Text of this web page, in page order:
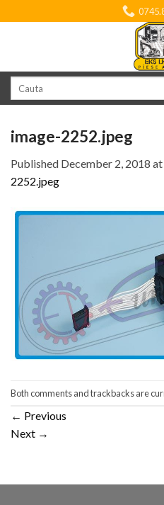
to
image-2252.jpeg
Published December 2, 2018 at
2252.jpeg
Both comments and trackbacks are
← Previous
Next →